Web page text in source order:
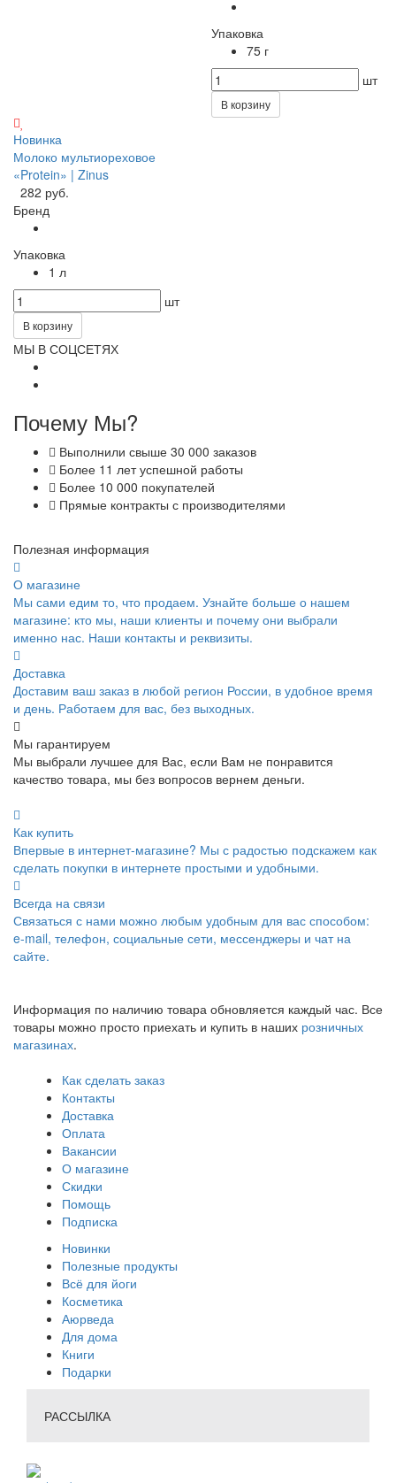
Упаковка
75 г
шт
В корзину
Новинка
Молоко мультиореховое
«Protein» | Zinus
282 руб.
Бренд
Упаковка
1 л
шт
В корзину
МЫ В СОЦСЕТЯХ
Почему Мы?
Выполнили свыше 30 000 заказов
Более 11 лет успешной работы
Более 10 000 покупателей
Прямые контракты с производителями
Полезная информация
О магазине
Мы сами едим то, что продаем. Узнайте больше о нашем
магазине: кто мы, наши клиенты и почему они выбрали
именно нас. Наши контакты и реквизиты.
Доставка
Доставим ваш заказ в любой регион России, в удобное время
и день. Работаем для вас, без выходных.
Мы гарантируем
Мы выбрали лучшее для Вас, если Вам не понравится
качество товара, мы без вопросов вернем деньги.
Как купить
Впервые в интернет-магазине? Мы с радостью подскажем как
сделать покупки в интернете простыми и удобными.
Всегда на связи
Связаться с нами можно любым удобным для вас способом:
e-mail, телефон, социальные сети, мессенджеры и чат на
сайте.
Информация по наличию товара обновляется каждый час. Все
товары можно просто приехать и купить в наших розничных
магазинах.
Как сделать заказ
Контакты
Доставка
Оплата
Вакансии
О магазине
Скидки
Помощь
Подписка
Новинки
Полезные продукты
Всё для йоги
Косметика
Аюрведа
Для дома
Книги
Подарки
РАССЫЛКА